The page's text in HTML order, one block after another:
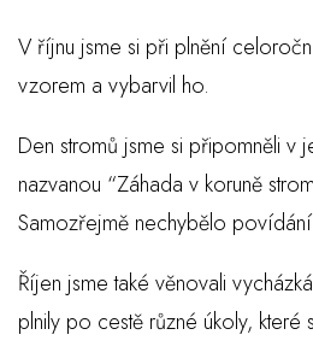
V říjnu jsme si při plnění
vzorem a vybarvil ho.
Den stromů jsme si připomněli v
nazvanou “Záhada v koruně
Samozřejmě nechybělo
Říjen jsme také věnovali
plnily po cestě různé úkoly,